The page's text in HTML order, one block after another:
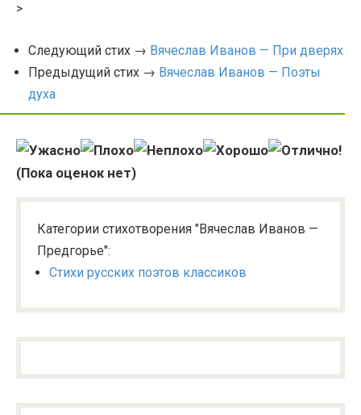
>
Следующий стих → Вячеслав Иванов — При дверях
Предыдущий стих → Вячеслав Иванов — Поэты
духа
(Пока оценок нет)
Категории стихотворения "Вячеслав Иванов —
Предгорье":
Стихи русских поэтов классиков